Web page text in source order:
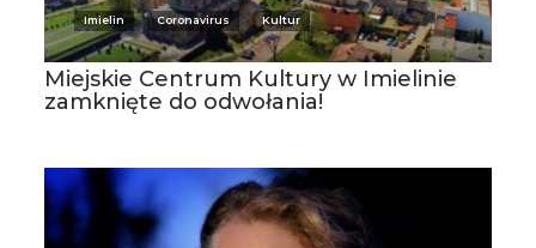
Imielin Coronavirus Kultur
Miejskie Centrum Kultury w Imielinie
zamknięte do odwołania!